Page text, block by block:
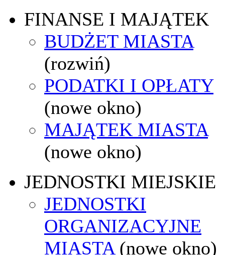
FINANSE I MAJĄTEK
BUDŻET MIASTA
(rozwiń)
PODATKI I OPŁATY
(nowe okno)
MAJĄTEK MIASTA
(nowe okno)
JEDNOSTKI MIEJSKIE
JEDNOSTKI
ORGANIZACYJNE
MIASTA (nowe okno)